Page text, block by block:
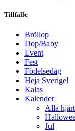
Tillfälle
Bröllop
Dop/Baby
Event
Fest
Födelsedag
Heja Sverige!
Kalas
Kalender
Alla
Jul